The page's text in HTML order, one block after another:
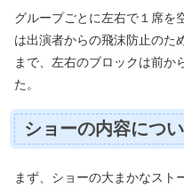
グループごとに左右で１席を
は出演者からの飛沫防止のた
まで、左右のブロックは前か
た。
ショーの内容につ
まず、ショーの大まかなスト